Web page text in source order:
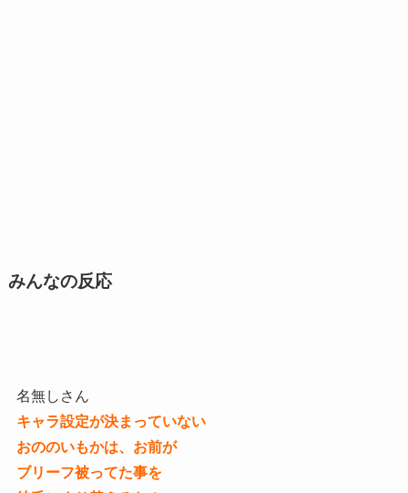
みんなの反応
名無しさん
キャラ設定が決まっていない
おののいもかは、お前が
ブリーフ被ってた事を